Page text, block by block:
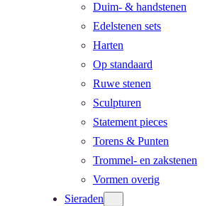
Duim- & handstenen
Edelstenen sets
Harten
Op standaard
Ruwe stenen
Sculpturen
Statement pieces
Torens & Punten
Trommel- en zakstenen
Vormen overig
Sieraden